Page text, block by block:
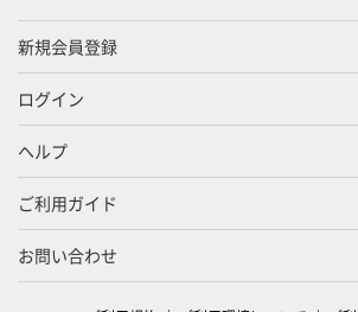
新規会員登録
ログイン
ヘルプ
ご利用ガイド
お問い合わせ